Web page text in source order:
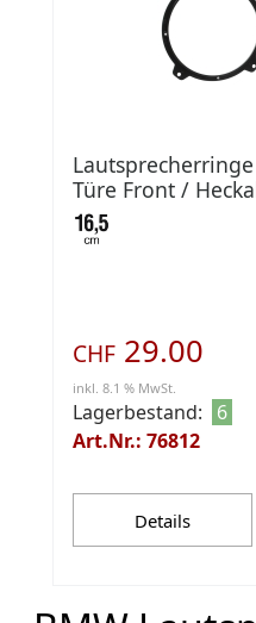
Türe Front /
CHF 29.00
inkl. 8.1 % MwSt.
Lagerbestand:
6
Art.Nr.: 76812
Details